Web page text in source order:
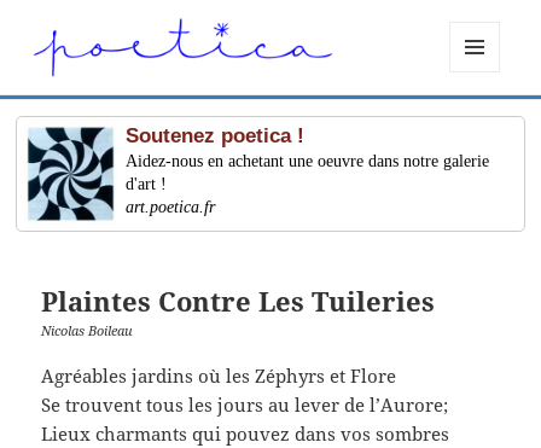
ET
WIDGETS
Soutenez poetica !
Aidez-nous en achetant une oeuvre dans notre galerie
d'art !
art.poetica.fr
Plaintes Contre Les Tuileries
Nicolas Boileau
Agréables jardins où les Zéphyrs et Flore
Se trouvent tous les jours au lever de l’Aurore;
Lieux charmants qui pouvez dans vos sombres